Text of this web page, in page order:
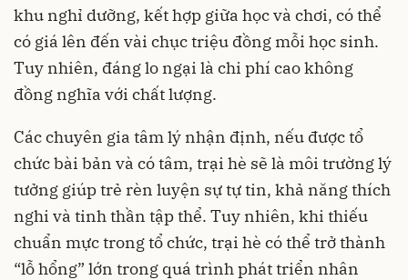
khu nghỉ dưỡng, kết hợp giữa học và chơi, có thể
có giá lên đến vài chục triệu đồng mỗi học sinh.
Tuy nhiên, đáng lo ngại là chi phí cao không
đồng nghĩa với chất lượng.
Các chuyên gia tâm lý nhận định, nếu được tổ
chức bài bản và có tâm, trại hè sẽ là môi trường lý
tưởng giúp trẻ rèn luyện sự tự tin, khả năng thích
nghi và tinh thần tập thể. Tuy nhiên, khi thiếu
chuẩn mực trong tổ chức, trại hè có thể trở thành
“lỗ hổng” lớn trong quá trình phát triển nhân